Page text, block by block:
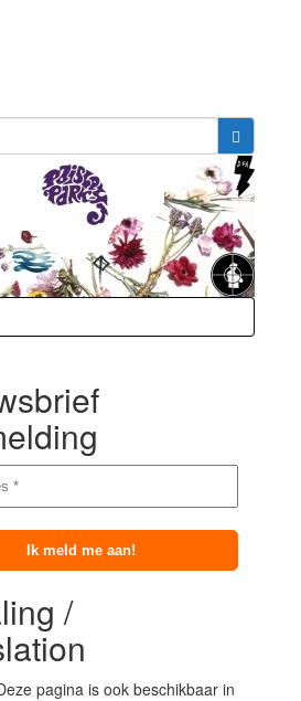
/
pagina is ook beschikbaar in